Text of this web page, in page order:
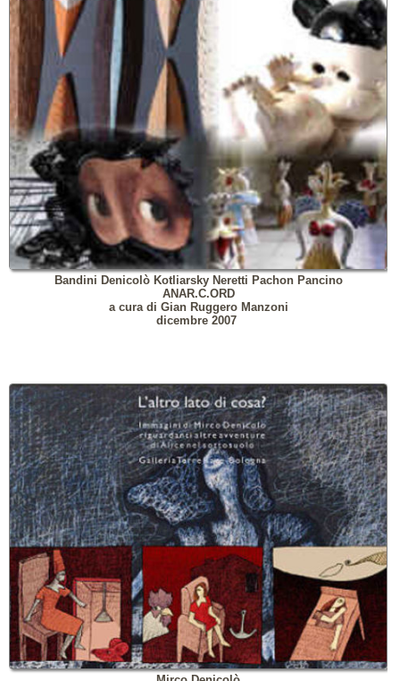
Bandini Denicolò Kotliarsky Neretti Pachon Pancino
ANAR.C.ORD
a cura di Gian Ruggero Manzoni
dicembre 2007